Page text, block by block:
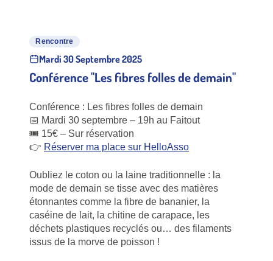
Rencontre
Mardi 30 Septembre 2025
Conférence "Les fibres folles de demain"
Conférence : Les fibres folles de demain
📅 Mardi 30 septembre – 19h au Faitout
🎟️ 15€ – Sur réservation
👉 Réserver ma place sur HelloAsso
Oubliez le coton ou la laine traditionnelle : la
mode de demain se tisse avec des matières
étonnantes comme la fibre de bananier, la
caséine de lait, la chitine de carapace, les
déchets plastiques recyclés ou… des filaments
issus de la morve de poisson !